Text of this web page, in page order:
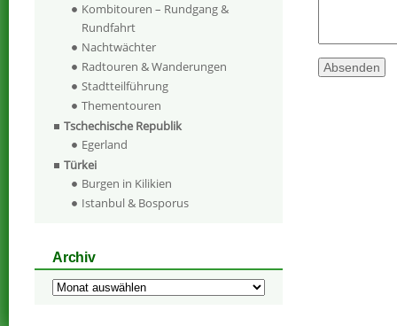
Kombitouren – Rundgang &
Rundfahrt
Nachtwächter
Radtouren & Wanderungen
Stadtteilführung
Thementouren
Tschechische Republik
Egerland
Türkei
Burgen in Kilikien
Istanbul & Bosporus
Archiv
Archiv